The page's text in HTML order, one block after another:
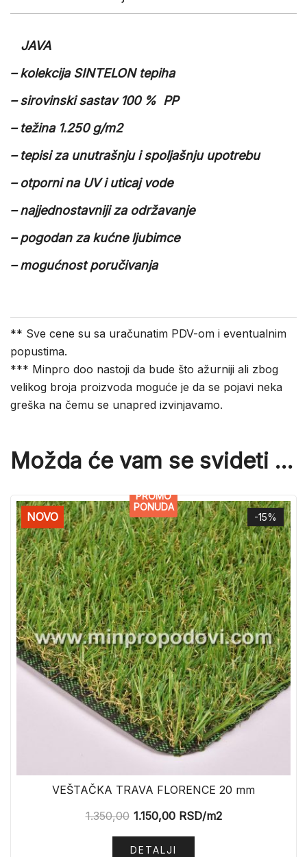
JAVA
– kolekcija SINTELON tepiha
– sirovinski sastav 100 % PP
– težina 1.250 g/m2
– tepisi za unutrašnju i spoljašnju upotrebu
– otporni na UV i uticaj vode
– najjednostavniji za održavanje
– pogodan za kućne ljubimce
– mogućnost poručivanja
** Sve cene su sa uračunatim PDV-om i eventualnim
popustima.
*** Minpro doo nastoji da bude što ažurniji ali zbog
velikog broja proizvoda moguće je da se pojavi neka
greška na čemu se unapred izvinjavamo.
Možda će vam se svideti …
-15%
NOVO
PROMO
PONUDA
VEŠTAČKA TRAVA FLORENCE 20 mm
1.350,00 1.150,00RSD/m2
DETALJI